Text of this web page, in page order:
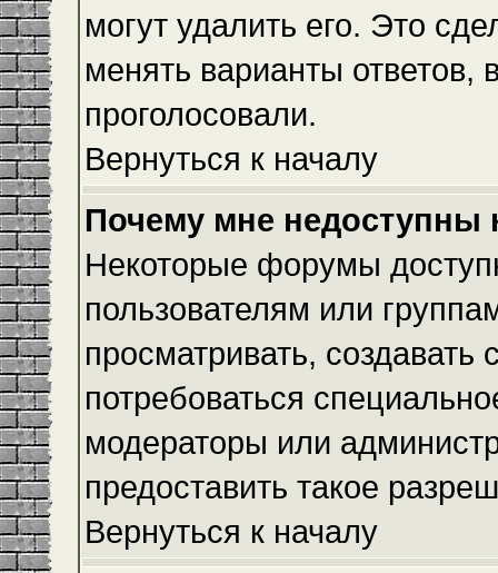
могут удалить его. Это
менять варианты ответов,
проголосовали.
Вернуться к началу
Почему мне
Некоторые форумы
пользователям или
просматривать,
потребоваться
модераторы или
предоставить такое
Вернуться к началу